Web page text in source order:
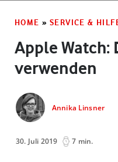
HOME » SERVICE &
Apple Watch:
verwenden
Annika Linsner
30. Juli 2019 7 min.